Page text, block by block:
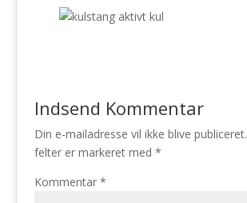
Indsend Kommentar
Din e-mailadresse vil ikke blive publiceret.
felter er markeret med *
Kommentar *